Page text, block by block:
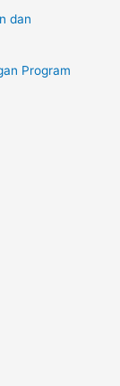
dan
Program